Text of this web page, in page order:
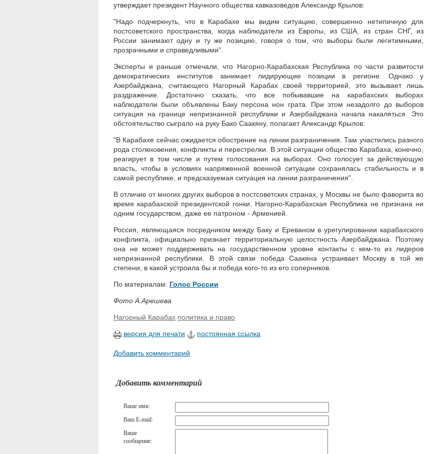
утверждает президент Научного общества кавказоведов Александр Крылов:
"Надо подчеркнуть, что в Карабахе мы видим ситуацию, совершенно нетипичную для
постсоветского пространства, когда наблюдатели из Европы, из США, из стран СНГ, из
России занимают одну и ту же позицию, говоря о том, что выборы были легитимными,
прозрачными и справедливыми".
Эксперты и раньше отмечали, что Нагорно-Карабахская Республика по части развитости
демократических институтов занимает лидирующие позиции в регионе. Однако у
Азербайджана, считающего Нагорный Карабах своей территорией, это вызывает лишь
раздражение. Достаточно сказать, что все побывавшие на карабахских выборах
наблюдатели были объявлены Баку персона нон грата. При этом незадолго до выборов
ситуация на границе непризнанной республики и Азербайджана начала накаляться. Это
обстоятельство сыграло на руку Бако Саакяну, полагает Александр Крылов:
"В Карабахе сейчас ожидается обострение на линии разграничения. Там участились разного
рода столкновения, конфликты и перестрелки. В этой ситуации общество Карабаха, конечно,
реагирует в том числе и путем голосования на выборах. Оно голосует за действующую
власть, чтобы в условиях напряженной военной ситуации сохранялась стабильность и в
самой республике, и предсказуемая ситуация на линии разграничения".
В отличие от многих других выборов в постсоветских странах, у Москвы не было фаворита во
время карабахской президентской гонки. Нагорно-Карабахская Республика не признана ни
одним государством, даже ее патроном - Арменией.
Россия, являющаяся посредником между Баку и Ереваном в урегулировании карабахского
конфликта, официально признает территориальную целостность Азербайджана. Поэтому
она не может поддерживать на государственном уровне контакты с кем-то из лидеров
непризнанной республики. В этой связи победа Саакяна устраивает Москву в той же
степени, в какой устроила бы и победа кого-то из его соперников.
По материалам: Голос России
Фото А.Арешева
Нагорный Карабах политика и право
версия для печати постоянная ссылка
Добавить комментарий
Добавить комментарий
Ваше имя:
Ваш E-mail:
Ваше
сообщение: